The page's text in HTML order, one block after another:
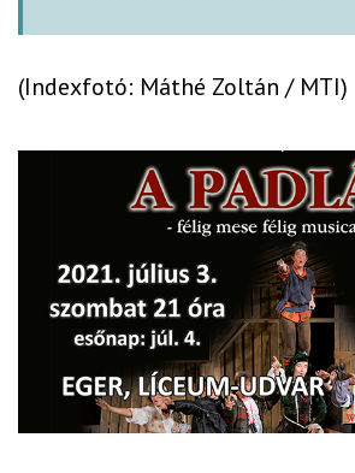
(Indexfotó: Máthé Zoltán / MTI)